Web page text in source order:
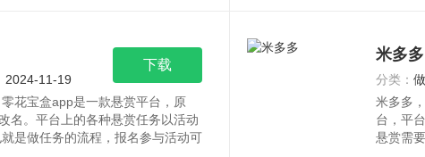
2024-11-19
花宝盒app是一款悬赏平台，原
名。平台上的各种悬赏任务以活动
是做任务的流程，报名参与活动可
下载
米多多
分类：
米多多
台，平
悬赏需